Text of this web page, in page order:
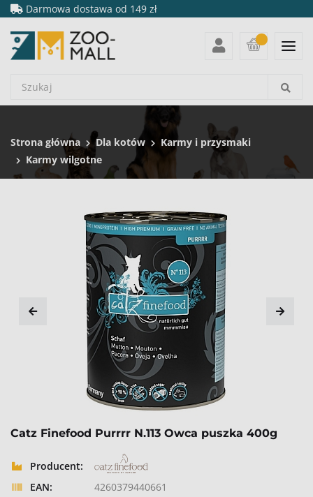
Darmowa dostawa od 149 zł
Strona główna Dla kotów
Karmy i przysmaki
Karmy wilgotne
Catz Finefood Purrrr N.113 Owca puszka 400g
Producent:
EAN:
4260379440661